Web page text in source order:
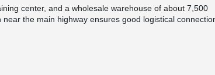
center, and a wholesale warehouse of about 7,500
the main highway ensures good logistical
by Insinööritoimisto Kari Rinne Oy, and Varte Lahti Oy is
Peikko’s DELTABEAM® Green composite beams